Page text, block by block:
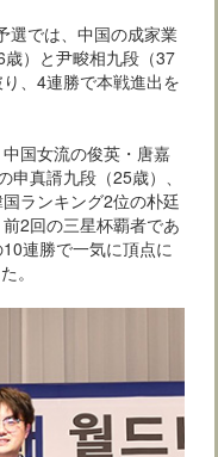
選では、中国の成家業
）と尹畯相九段（37
、4連勝で本戦進出を
国女流の俊英・唐嘉
真諝九段（25歳）、
ランキング2位の朴廷
2回の三星杯覇者であ
連勝で一気に頂点に
。